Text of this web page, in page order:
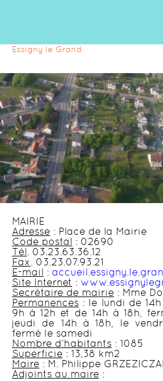
Essigny le Grand
MAIRIE
Adresse : Place de la Mairie
Code postal : 02690
Tél. 03.23.63.36.12
Fax. 03.23.07.93.21
E-mail :
Site Internet :
Secrétaire de mairie : Mme
Permanences : le lundi de
9h à 12h et de 14h à 18h,
jeudi de 14h à 18h, le
fermé le samedi
Nombre d’habitants : 1085
Superficie : 13,38 km2
Maire : M. Philippe
Adjoints au maire :